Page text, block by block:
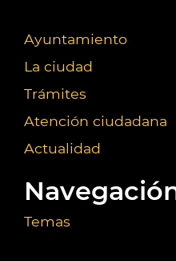
Ayuntamiento
La ciudad
Trámites
Atención ciudadana
Actualidad
Temas